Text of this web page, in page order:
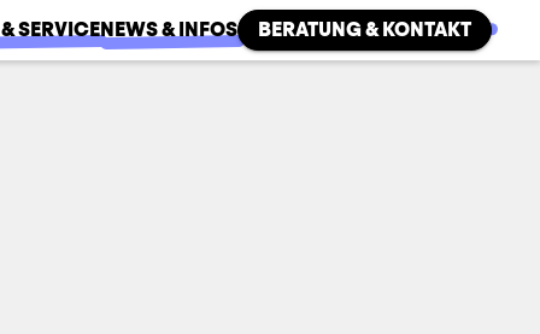
SERVICENEWS & INFOS BERATUNG & KONTAKT